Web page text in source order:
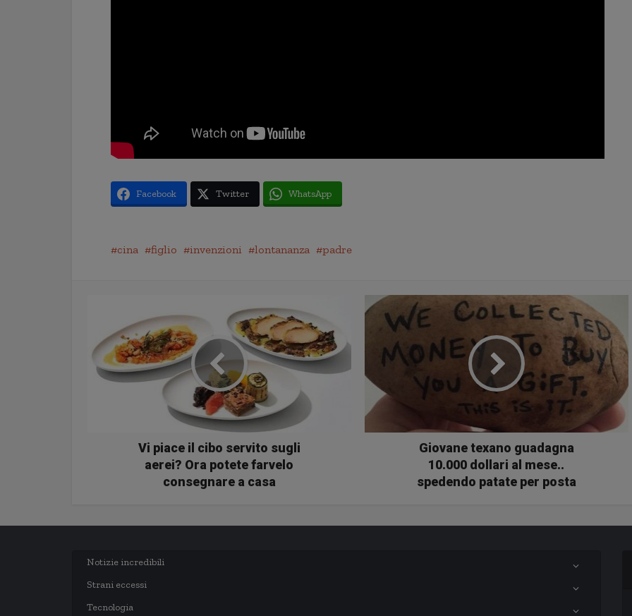
Facebook Twitter WhatsApp
cina figlio invenzioni lontananza padre
Vi piace il cibo servito sugli
aerei? Ora potete farvelo
consegnare a casa
Giovane texano guadagna
10.000 dollari al mese..
spedendo patate per posta
Notizie incredibili
Strani eccessi
Tecnologia